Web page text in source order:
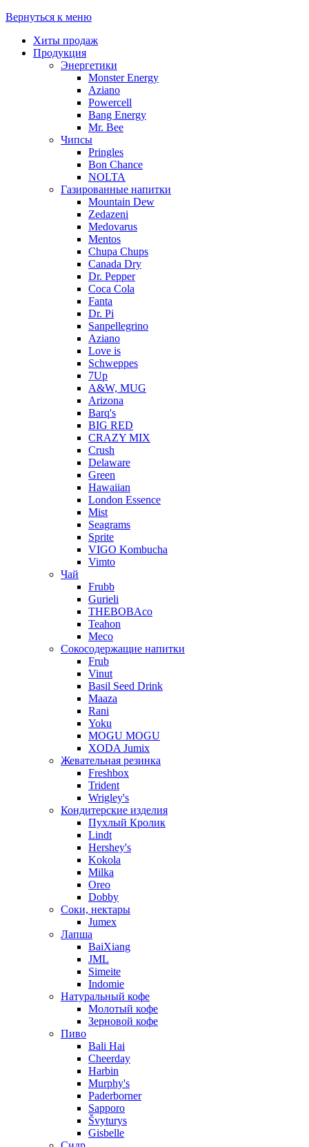
Вернуться к меню
Хиты продаж
Продукция
Энергетики
Monster Energy
Aziano
Powercell
Bang Energy
Mr. Bee
Чипсы
Pringles
Bon Chance
NOLTA
Газированные напитки
Mountain Dew
Zedazeni
Medovarus
Mentos
Chupa Chups
Canada Dry
Dr. Pepper
Coca Cola
Fanta
Dr. Pi
Sanpellegrino
Aziano
Love is
Schweppes
7Up
A&W, MUG
Arizona
Barq's
BIG RED
CRAZY MIX
Crush
Delaware
Green
Hawaiian
London Essence
Mist
Seagrams
Sprite
VIGO Kombucha
Vimto
Чай
Frubb
Gurieli
THEBOBAco
Teahon
Meco
Сокосодержащие напитки
Frub
Vinut
Basil Seed Drink
Maaza
Rani
Yoku
MOGU MOGU
XODA Jumix
Жевательная резинка
Freshbox
Trident
Wrigley's
Кондитерские изделия
Пухлый Кролик
Lindt
Hershey's
Kokola
Milka
Oreo
Dobby
Соки, нектары
Jumex
Лапша
BaiXiang
JML
Simeite
Indomie
Натуральный кофе
Молотый кофе
Зерновой кофе
Пиво
Bali Hai
Cheerday
Harbin
Murphy's
Paderborner
Sapporo
Švyturys
Gisbelle